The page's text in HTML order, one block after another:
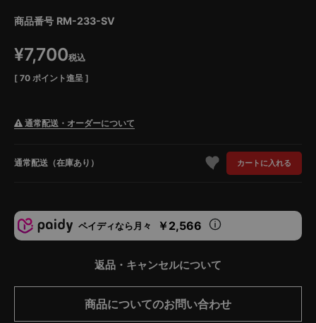
商品番号 RM-233-SV
¥7,700税込
[ 70 ポイント進呈 ]
通常配送・オーダーについて
通常配送（在庫あり） カートに入れる
ペイディなら月々 ￥2,566
返品・キャンセルについて
商品についてのお問い合わせ